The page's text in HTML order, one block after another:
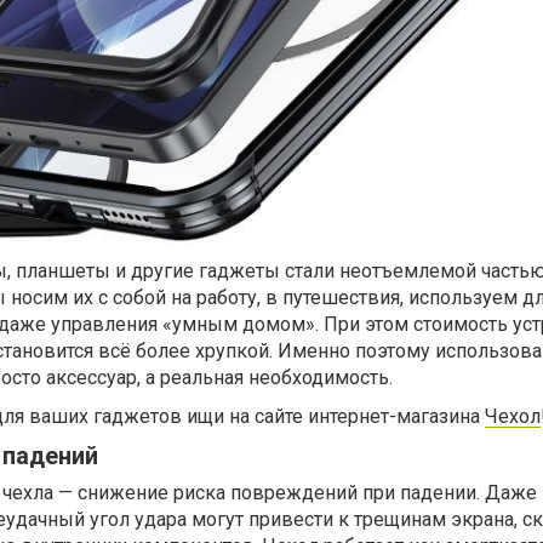
и другие гаджеты стали неотъемлемой
их с собой на работу, в путешествия, используем
управления «умным домом». При этом стоимость
всё более хрупкой. Именно поэтому
аксессуар, а реальная необходимость.
ваших гаджетов ищи на сайте интернет-магазина Чехол
— снижение риска повреждений при падении. Даже
угол удара могут привести к трещинам экрана,